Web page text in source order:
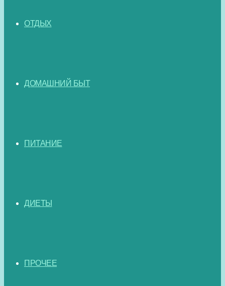
ОТДЫХ
ДОМАШНИЙ БЫТ
ПИТАНИЕ
ДИЕТЫ
ПРОЧЕЕ